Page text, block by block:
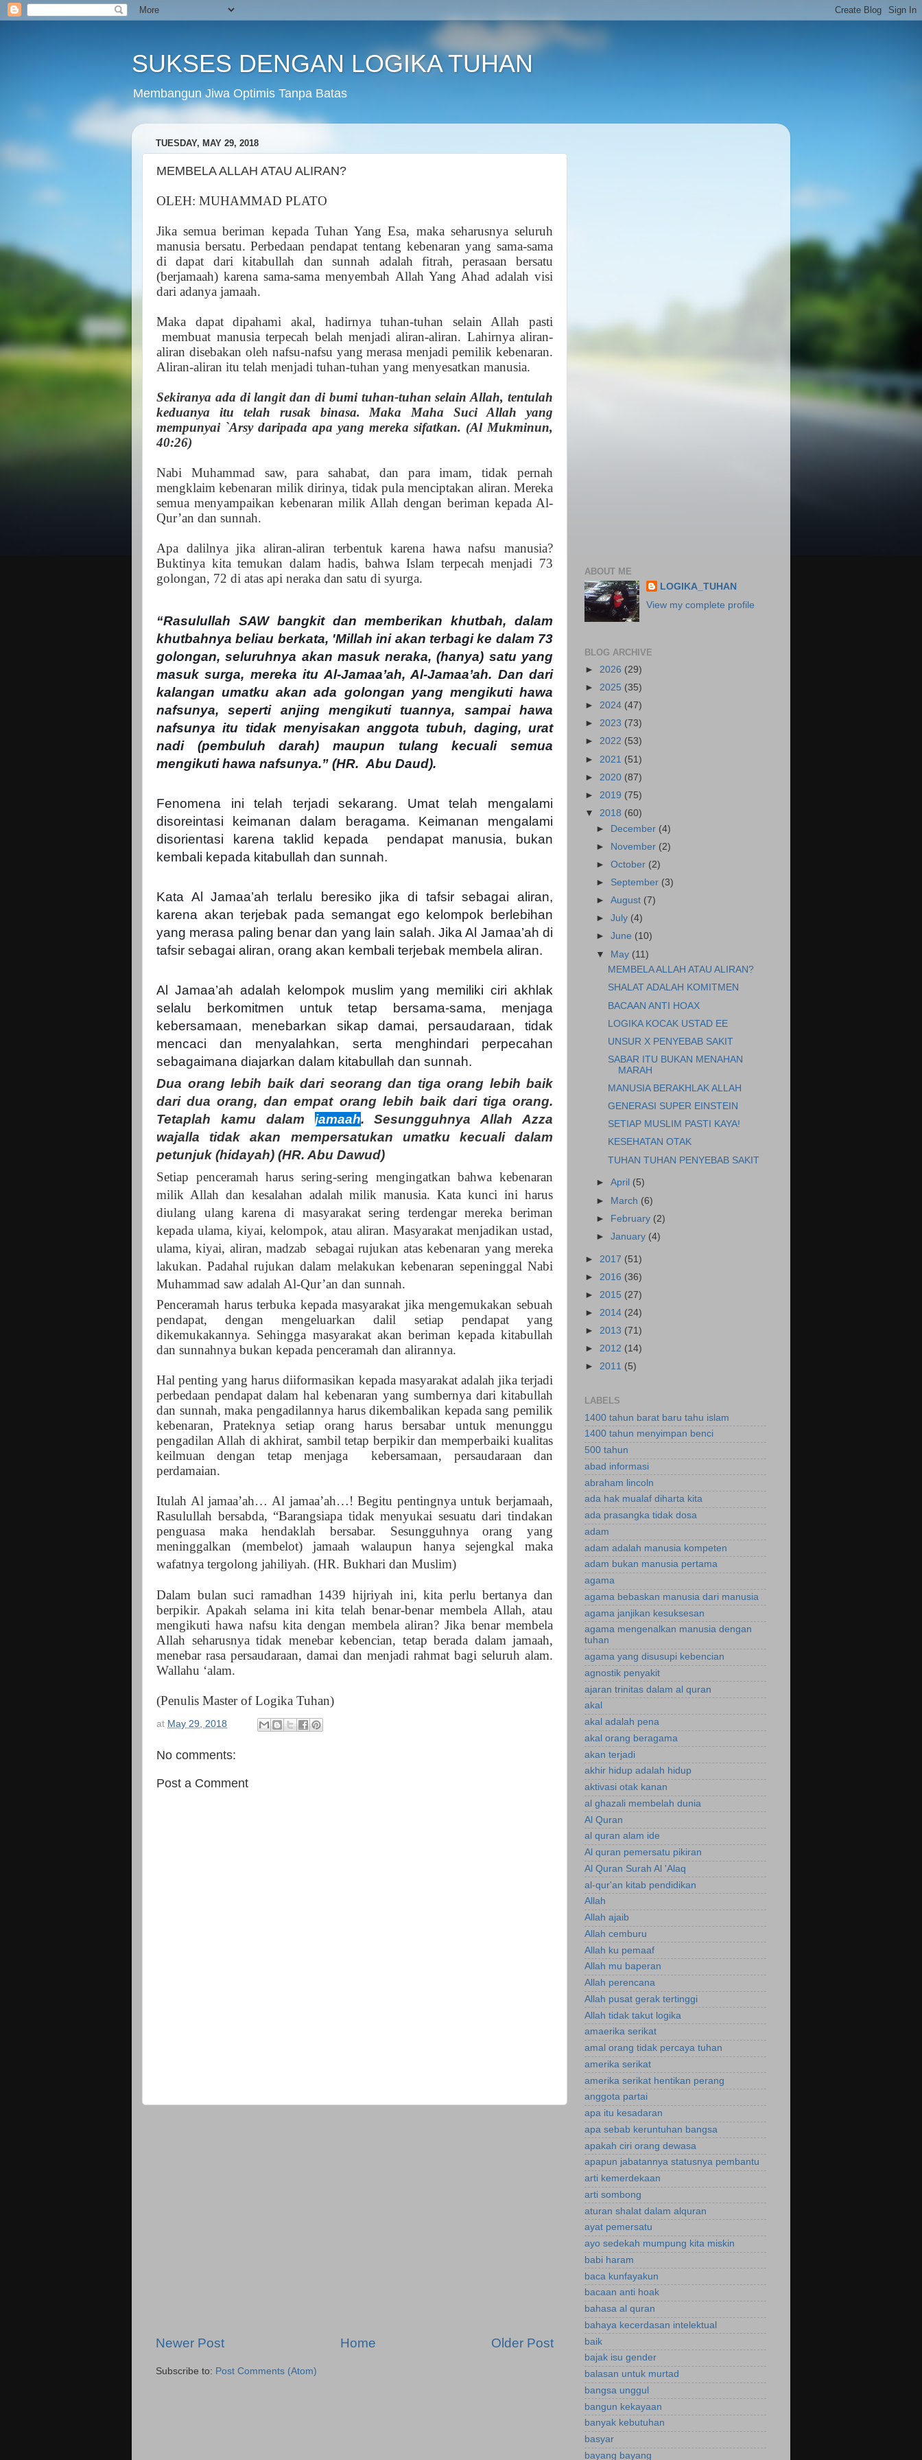
SUKSES DENGAN LOGIKA TUHAN
Membangun Jiwa Optimis Tanpa Batas
TUESDAY, MAY 29, 2018
MEMBELA ALLAH ATAU ALIRAN?
OLEH: MUHAMMAD PLATO
Jika semua beriman kepada Tuhan Yang Esa, maka seharusnya seluruh
manusia bersatu. Perbedaan pendapat tentang kebenaran yang sama-sama
di dapat dari kitabullah dan sunnah adalah fitrah, perasaan bersatu
(berjamaah) karena sama-sama menyembah Allah Yang Ahad adalah visi
dari adanya jamaah.
Maka dapat dipahami akal, hadirnya tuhan-tuhan selain Allah pasti
membuat manusia terpecah belah menjadi aliran-aliran. Lahirnya aliran-
aliran disebakan oleh nafsu-nafsu yang merasa menjadi pemilik kebenaran.
Aliran-aliran itu telah menjadi tuhan-tuhan yang menyesatkan manusia.
Sekiranya ada di langit dan di bumi tuhan-tuhan selain Allah, tentulah
keduanya itu telah rusak binasa. Maka Maha Suci Allah yang
mempunyai `Arsy daripada apa yang mereka sifatkan. (Al Mukminun,
40:26)
Nabi Muhammad saw, para sahabat, dan para imam, tidak pernah
mengklaim kebenaran milik dirinya, tidak pula menciptakan aliran. Mereka
semua menyampaikan kebenaran milik Allah dengan beriman kepada Al-
Qur’an dan sunnah.
Apa dalilnya jika aliran-aliran terbentuk karena hawa nafsu manusia?
Buktinya kita temukan dalam hadis, bahwa Islam terpecah menjadi 73
golongan, 72 di atas api neraka dan satu di syurga.
“Rasulullah SAW bangkit dan memberikan khutbah, dalam
khutbahnya beliau berkata, 'Millah ini akan terbagi ke dalam 73
golongan, seluruhnya akan masuk neraka, (hanya) satu yang
masuk surga, mereka itu Al-Jamaa’ah, Al-Jamaa’ah. Dan dari
kalangan umatku akan ada golongan yang mengikuti hawa
nafsunya, seperti anjing mengikuti tuannya, sampai hawa
nafsunya itu tidak menyisakan anggota tubuh, daging, urat
nadi (pembuluh darah) maupun tulang kecuali semua
mengikuti hawa nafsunya.” (HR. Abu Daud).
Fenomena ini telah terjadi sekarang. Umat telah mengalami
disoreintasi keimanan dalam beragama. Keimanan mengalami
disorientasi karena taklid kepada pendapat manusia, bukan
kembali kepada kitabullah dan sunnah.
Kata Al Jamaa’ah terlalu beresiko jika di tafsir sebagai aliran,
karena akan terjebak pada semangat ego kelompok berlebihan
yang merasa paling benar dan yang lain salah. Jika Al Jamaa’ah di
tafsir sebagai aliran, orang akan kembali terjebak membela aliran.
Al Jamaa’ah adalah kelompok muslim yang memiliki ciri akhlak
selalu berkomitmen untuk tetap bersama-sama, menjaga
kebersamaan, menebarkan sikap damai, persaudaraan, tidak
mencaci dan menyalahkan, serta menghindari perpecahan
sebagaimana diajarkan dalam kitabullah dan sunnah.
Dua orang lebih baik dari seorang dan tiga orang lebih baik
dari dua orang, dan empat orang lebih baik dari tiga orang.
Tetaplah kamu dalam jamaah. Sesungguhnya Allah Azza
wajalla tidak akan mempersatukan umatku kecuali dalam
petunjuk (hidayah) (HR. Abu Dawud)
Setiap penceramah harus sering-sering mengingatkan bahwa kebenaran
milik Allah dan kesalahan adalah milik manusia. Kata kunci ini harus
diulang ulang karena di masyarakat sering terdengar mereka beriman
kepada ulama, kiyai, kelompok, atau aliran. Masyarakat menjadikan ustad,
ulama, kiyai, aliran, madzab
sebagai rujukan atas kebenaran yang mereka
lakukan. Padahal rujukan dalam melakukan kebenaran sepeninggal Nabi
Muhammad saw adalah Al-Qur’an dan sunnah.
Penceramah harus terbuka kepada masyarakat jika mengemukakan sebuah
pendapat, dengan mengeluarkan dalil setiap pendapat yang
dikemukakannya. Sehingga masyarakat akan beriman kepada kitabullah
dan sunnahnya bukan kepada penceramah dan alirannya.
Hal penting yang harus diiformasikan kepada masyarakat adalah jika terjadi
perbedaan pendapat dalam hal kebenaran yang sumbernya dari kitabullah
dan sunnah, maka pengadilannya harus dikembalikan kepada sang pemilik
kebenaran, Prateknya setiap orang harus bersabar untuk menunggu
pengadilan Allah di akhirat, sambil tetap berpikir dan memperbaiki kualitas
keilmuan dengan tetap menjaga kebersamaan, persaudaraan dan
perdamaian.
Itulah Al jamaa’ah… Al jamaa’ah…! Begitu pentingnya untuk berjamaah,
Rasulullah bersabda, “Barangsiapa tidak menyukai sesuatu dari tindakan
penguasa maka hendaklah bersabar. Sesungguhnya orang yang
meninggalkan (membelot) jamaah walaupun hanya sejengkal maka
wafatnya tergolong jahiliyah. (HR. Bukhari dan Muslim)
Dalam bulan suci ramadhan 1439 hijriyah ini, kita perlu bertanya dan
berpikir. Apakah selama ini kita telah benar-benar membela Allah, atau
mengikuti hawa nafsu kita dengan membela aliran? Jika benar membela
Allah seharusnya tidak menebar kebencian, tetap berada dalam jamaah,
menebar rasa persaudaraan, damai dan menjadi rahmat bagi seluruh alam.
Wallahu ‘alam.
(Penulis Master of Logika Tuhan)
at May 29, 2018
No comments:
Post a Comment
Newer Post Older Post
Home
Subscribe to: Post Comments (Atom)
ABOUT ME
LOGIKA_TUHAN
View my complete profile
BLOG ARCHIVE
► 2026 (29)
► 2025 (35)
► 2024 (47)
► 2023 (73)
► 2022 (53)
► 2021 (51)
► 2020 (87)
► 2019 (75)
▼ 2018 (60)
► December (4)
►
November (2)
►October (2)
► September (3)
►August (7)
►July (4)
►June (10)
▼ May (11)
MEMBELA ALLAH ATAU ALIRAN?
SHALAT ADALAH KOMITMEN
BACAAN ANTI HOAX
LOGIKA KOCAK USTAD EE
UNSUR X PENYEBAB SAKIT
SABAR ITU BUKAN MENAHAN
MARAH
MANUSIA BERAKHLAK ALLAH
GENERASI SUPER EINSTEIN
SETIAP MUSLIM PASTI KAYA!
KESEHATAN OTAK
TUHAN TUHAN PENYEBAB SAKIT
►April (5)
► March (6)
► February (2)
►January (4)
► 2017 (51)
► 2016 (36)
► 2015 (27)
► 2014 (24)
► 2013 (71)
► 2012 (14)
► 2011 (5)
LABELS
1400 tahun barat baru tahu islam
1400 tahun menyimpan benci
500 tahun
abad informasi
abraham lincoln
ada hak mualaf diharta kita
ada prasangka tidak dosa
adam
adam adalah manusia kompeten
adam bukan manusia pertama
agama
agama bebaskan manusia dari manusia
agama janjikan kesuksesan
agama mengenalkan manusia dengan
tuhan
agama yang disusupi kebencian
agnostik penyakit
ajaran trinitas dalam al quran
akal
akal adalah pena
akal orang beragama
akan terjadi
akhir hidup adalah hidup
aktivasi otak kanan
al ghazali membelah dunia
Al Quran
al quran alam ide
Al quran pemersatu pikiran
Al Quran Surah Al 'Alaq
al-qur'an kitab pendidikan
Allah
Allah ajaib
Allah cemburu
Allah ku pemaaf
Allah mu baperan
Allah perencana
Allah pusat gerak tertinggi
Allah tidak takut logika
amaerika serikat
amal orang tidak percaya tuhan
amerika serikat
amerika serikat hentikan perang
anggota partai
apa itu kesadaran
apa sebab keruntuhan bangsa
apakah ciri orang dewasa
apapun jabatannya statusnya pembantu
arti kemerdekaan
arti sombong
aturan shalat dalam alquran
ayat pemersatu
ayo sedekah mumpung kita miskin
babi haram
baca kunfayakun
bacaan anti hoak
bahasa al quran
bahaya kecerdasan intelektual
baik
bajak isu gender
balasan untuk murtad
bangsa unggul
bangun kekayaan
banyak kebutuhan
basyar
bayang bayang